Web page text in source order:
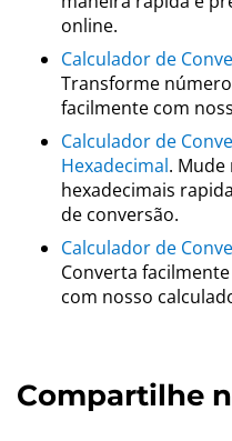
online.
Calculador de
Transforme
facilmente com
Calculador de
Hexadecimal.
hexadecimais
de conversão.
Calculador de
Converta
com nosso
Compartilhe